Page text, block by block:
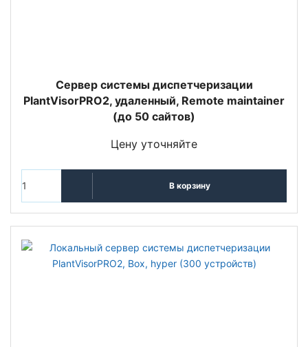
Сервер системы диспетчеризации
PlantVisorPRO2, удаленный, Remote maintainer
(до 50 сайтов)
Цену уточняйте
В корзину